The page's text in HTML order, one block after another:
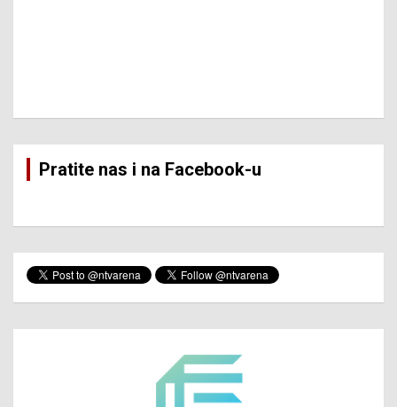
Pratite nas i na Facebook-u